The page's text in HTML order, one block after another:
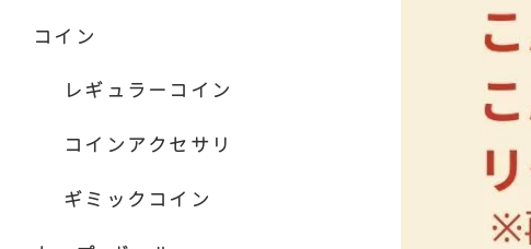
コイン
レギュラーコイン
コインアクセサリ
ギミックコイン